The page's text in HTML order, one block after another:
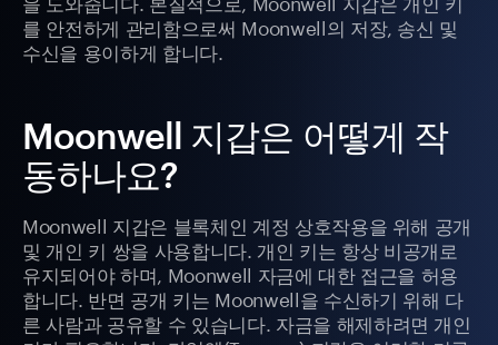
를 안전하게 관리함으로써 Moonwell의 저장, 송신 및
수신을 용이하게 합니다.
Moonwell 지갑은 어떻게 작
동하나요?
Moonwell 지갑은 블록체인 계정 상호작용을 위해 공개
및 개인 키 쌍을 사용합니다. 개인 키는 항상 비공개로
유지되어야 하며, Moonwell 자금에 대한 접근을 허용
합니다. 반면 공개 키는 Moonwell을 수신하기 위해 다
른 사람과 공유할 수 있습니다. 자금을 해제하려면 개인